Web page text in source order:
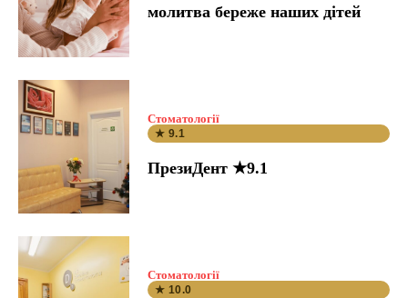
молитва береже наших дітей
Стоматології
★ 9.1
ПрезиДент ★9.1
Стоматології
★ 10.0